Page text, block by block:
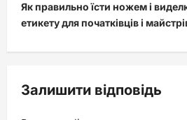
n
a
v
g
Як правильно їсти ножем і
етикету для початківців і
Залишити відповідь